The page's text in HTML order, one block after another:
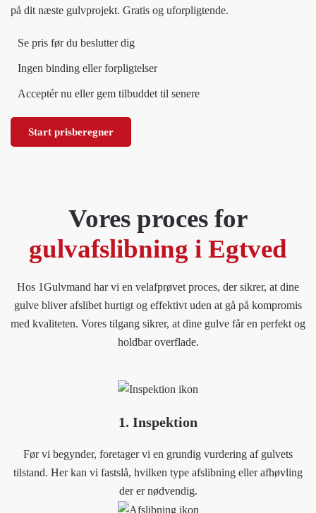
på dit næste gulvprojekt. Gratis og uforpligtende.
Se pris før du beslutter dig
Ingen binding eller forpligtelser
Acceptér nu eller gem tilbuddet til senere
Start prisberegner
Vores proces for
gulvafslibning i Egtved
Hos 1Gulvmand har vi en velafprøvet proces, der sikrer, at dine
gulve bliver afslibet hurtigt og effektivt uden at gå på kompromis
med kvaliteten. Vores tilgang sikrer, at dine gulve får en perfekt og
holdbar overflade.
1. Inspektion
Før vi begynder, foretager vi en grundig vurdering af gulvets
tilstand. Her kan vi fastslå, hvilken type afslibning eller afhøvling
der er nødvendig.